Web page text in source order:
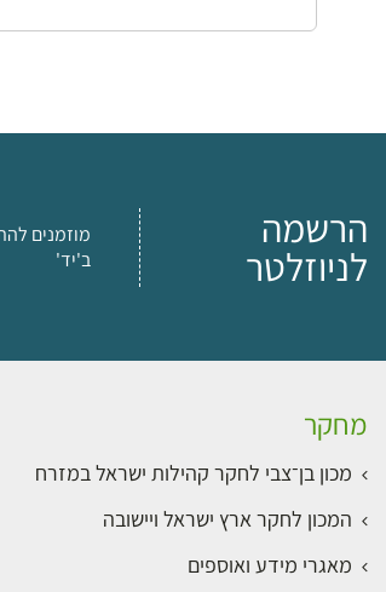
הרשמה
לניוזלטר
מוזמנים
ב'יד'
מחקר
מכון בן־צבי לחקר קהילות ישראל במזרח
המכון לחקר ארץ ישראל ויישובה
מאגרי מידע ואוספים